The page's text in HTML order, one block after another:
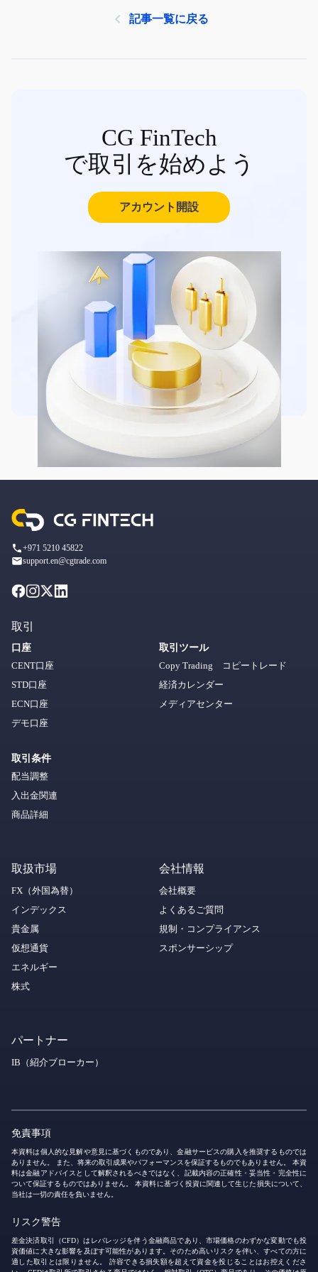
記事一覧に戻る
CG FinTech
で取引を始めよう
アカウント開設
+971 5210 45822
support.en@cgtrade.com
取引
口座
CENT口座
STD口座
ECN口座
デモ口座
取引条件
配当調整
入出金関連
商品詳細
取引ツール
Copy Trading コピートレード
経済カレンダー
メディアセンター
取扱市場
FX（外国為替）
インデックス
貴金属
仮想通貨
エネルギー
株式
会社情報
会社概要
よくあるご質問
規制・コンプライアンス
スポンサーシップ
パートナー
IB（紹介ブローカー）
免責事項
本資料は個人的な見解や意見に基づくものであり、金融サービスの購入を推奨するものでは
ありません。 また、将来の取引成果やパフォーマンスを保証するものでもありません。 本資
料は金融アドバイスとして解釈されるべきではなく、記載内容の正確性・妥当性・完全性に
ついて保証するものではありません。 本資料に基づく投資に関連して生じた損失について、
当社は一切の責任を負いません。
リスク警告
差金決済取引（CFD）はレバレッジを伴う金融商品であり、市場価格のわずかな変動でも投
資価値に大きな影響を及ぼす可能性があります。そのため高いリスクを伴い、すべての方に
適した取引とは限りません。 許容できる損失額を超えて資金を投じることはお控えくださ